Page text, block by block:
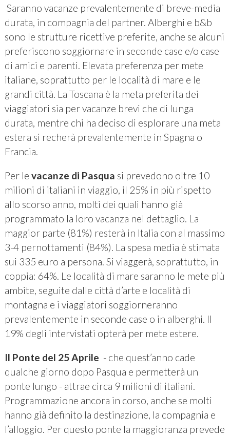
Saranno vacanze prevalentemente di breve-media
durata, in compagnia del partner. Alberghi e b&b
sono le strutture ricettive preferite, anche se alcuni
preferiscono soggiornare in seconde case e/o case
di amici e parenti. Elevata preferenza per mete
italiane, soprattutto per le località di mare e le
grandi città. La Toscana è la meta preferita dei
viaggiatori sia per vacanze brevi che di lunga
durata, mentre chi ha deciso di esplorare una meta
estera si recherà prevalentemente in Spagna o
Francia.
Per le vacanze di Pasqua si prevedono oltre 10
milioni di italiani in viaggio, il 25% in più rispetto
allo scorso anno, molti dei quali hanno già
programmato la loro vacanza nel dettaglio. La
maggior parte (81%) resterà in Italia con al massimo
3-4 pernottamenti (84%). La spesa media è stimata
sui 335 euro a persona. Si viaggerà, soprattutto, in
coppia: 64%. Le località di mare saranno le mete più
ambite, seguite dalle città d’arte e località di
montagna e i viaggiatori soggiorneranno
prevalentemente in seconde case o in alberghi. Il
19% degli intervistati opterà per mete estere.
Il Ponte del 25 Aprile - che quest’anno cade
qualche giorno dopo Pasqua e permetterà un
ponte lungo - attrae circa 9 milioni di italiani.
Programmazione ancora in corso, anche se molti
hanno già definito la destinazione, la compagnia e
l’alloggio. Per questo ponte la maggioranza prevede